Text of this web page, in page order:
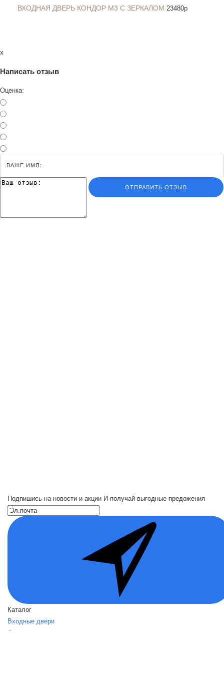
ВХОДНАЯ ДВЕРЬ КОНДОР М3 С ЗЕРКАЛОМ 23480p
x
Написать отзыв
Оценка:
ОТПРАВИТЬ ОТЗЫВ
Подпишись на новости и акции И получай выгодные предожения
Каталог
Входные двери
Двери по назначению